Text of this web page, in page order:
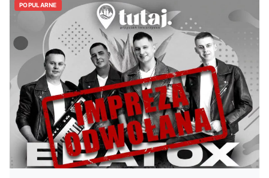
POPULARNE